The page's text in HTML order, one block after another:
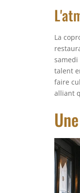
La
samedi
talent
faire
alliant